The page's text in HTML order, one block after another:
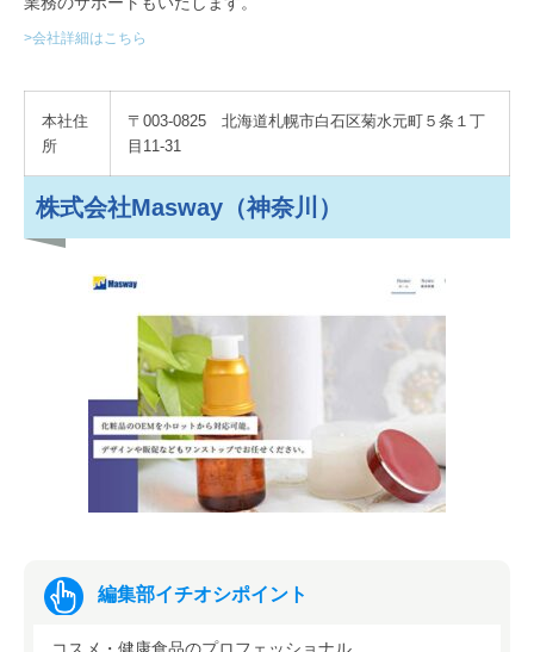
>会社詳細はこちら
本社住
所
〒003-0825 北海道札幌市白石区菊水元町５条１丁
目11-31
株式会社Masway（神奈川）
編集部イチオシポイント